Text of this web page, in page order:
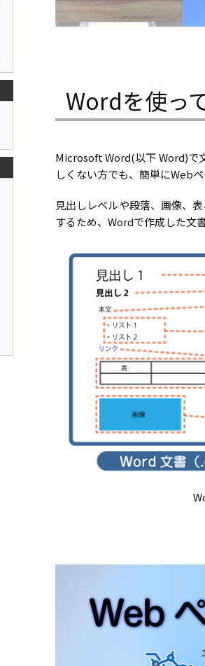
Wordを使っ
Microsoft Word(以下 Word)で
しくない方でも、簡単にWebペ
見出しレベルや段落、画像、
するため、Wordで作成した文